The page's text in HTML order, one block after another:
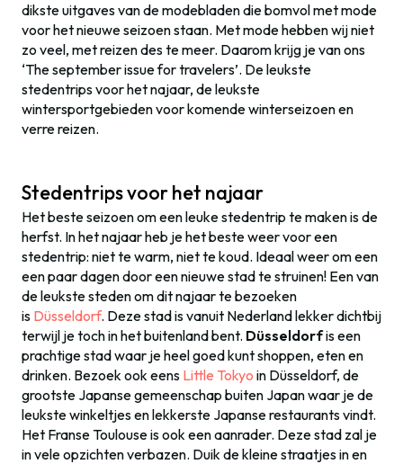
dikste uitgaves van de modebladen die bomvol met mode
voor het nieuwe seizoen staan. Met mode hebben wij niet
zo veel, met reizen des te meer. Daarom krijg je van ons
‘The september issue for travelers’. De leukste
stedentrips voor het najaar, de leukste
wintersportgebieden voor komende winterseizoen en
verre reizen.
Stedentrips voor het najaar
Het beste seizoen om een leuke stedentrip te maken is de
herfst. In het najaar heb je het beste weer voor een
stedentrip: niet te warm, niet te koud. Ideaal weer om een
een paar dagen door een nieuwe stad te struinen! Een van
de leukste steden om dit najaar te bezoeken
is Düsseldorf. Deze stad is vanuit Nederland lekker dichtbij
terwijl je toch in het buitenland bent. Düsseldorfis een
prachtige stad waar je heel goed kunt shoppen, eten en
drinken. Bezoek ook eens Little Tokyo in Düsseldorf, de
grootste Japanse gemeenschap buiten Japan waar je de
leukste winkeltjes en lekkerste Japanse restaurants vindt.
Het Franse Toulouse is ook een aanrader. Deze stad zal je
in vele opzichten verbazen. Duik de kleine straatjes in en